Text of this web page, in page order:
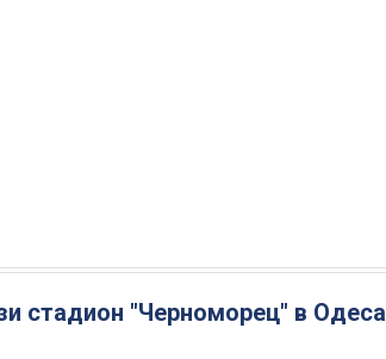
стадион "Черноморец" в Одеса